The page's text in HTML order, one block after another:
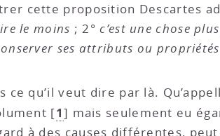
cette proposition Descartes
le moins ; 2°c’est une chose
ses attributs ou propriétés
ce qu’il veut dire par là.
[1] mais seulement eu
à des causes différentes,